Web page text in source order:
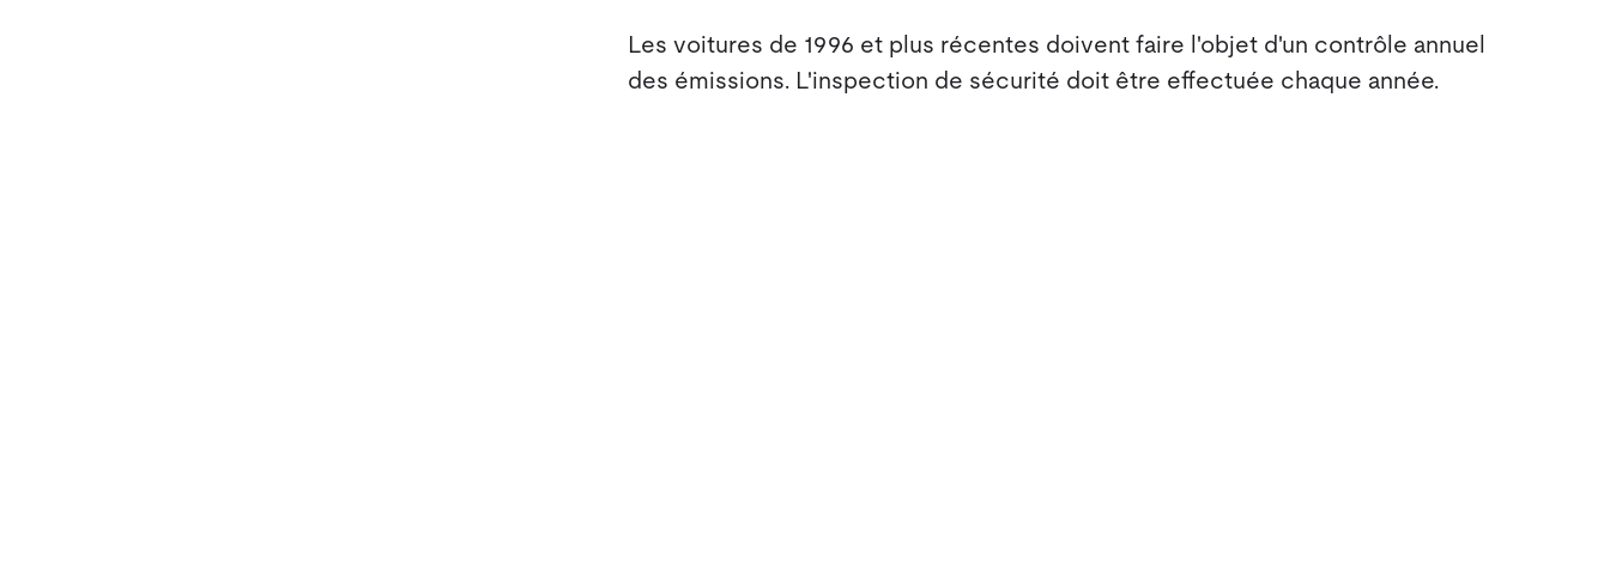
Les voitures de 1996 et plus récentes doivent faire l'objet d'un contrôle annuel
des émissions. L'inspection de sécurité doit être effectuée chaque année.